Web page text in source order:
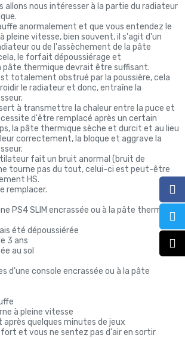
allons nous intéresser à la partie du radiateur
anormalement et que vous entendez le
pleine vitesse, bien souvent, il s'agit d'un
ou de l'assèchement de la pâte
le forfait dépoussiérage et
pâte thermique devrait être suffisant.
totalement obstrué par la poussière, cela
le radiateur et donc, entraîne la
à transmettre la chaleur entre la puce et
d'être remplacé après un certain
la pâte thermique sèche et durcit et au lieu
correctement, la bloque et aggrave la
fait un bruit anormal (bruit de
tourne pas du tout, celui-ci est peut-être
HS.
remplacer.
PS4 SLIM encrassée ou à la pâte thermique
été dépoussiérée
3 ans
au sol
d'une console encrassée ou à la pâte
à pleine vitesse
quelques minutes de jeux
et vous ne sentez pas d'air en sortir